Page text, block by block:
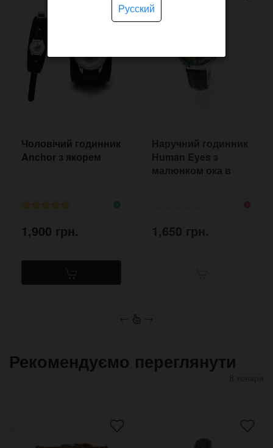
Чоловічий годинник
Anchor з якорем
1,900 грн.
Наручний годинник
Human Eyes з
малюнком ока в
1,650 грн.
← →
Рекомендуємо переглянути
Русский